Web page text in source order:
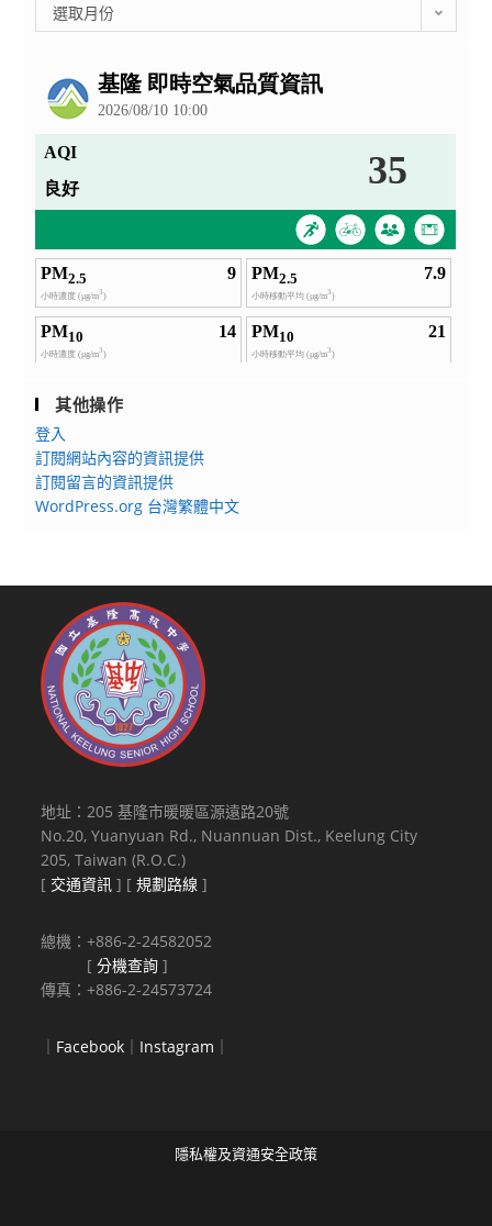
整
選取月份
其他操作
登入
訂閱網站內容的資訊提供
訂閱留言的資訊提供
WordPress.org 台灣繁體中文
地址：205 基隆市暖暖區源遠路20號
No.20, Yuanyuan Rd., Nuannuan Dist., Keelung City
205, Taiwan (R.O.C.)
[ 交通資訊 ] [規劃路線 ]
總機：+886-2-24582052
[分機查詢 ]
傳真：+886-2-24573724
｜ Facebook ｜ Instagram ｜
隱私權及資通安全政策